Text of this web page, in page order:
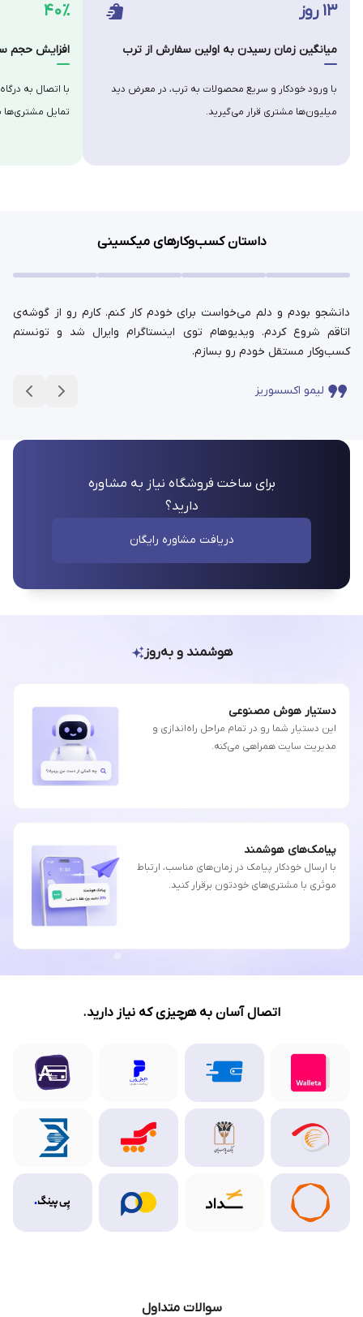
۴۰٪
افزایش حجم
با اتصال به
تمایل
۱۳ روز
میانگین زمان رسیدن به اولین سفارش از ترب
با ورود خودکار و سریع محصولات به ترب، در معرض دید
میلیون‌ها مشتری قرار می‌گیرید.
داستان کسب‌وکارهای میکسینی
دانشجو بودم و دلم می‌خواست برای خودم کار کنم. کارم رو از گوشه‌ی
اتاقم شروع کردم. ویدیوهام توی اینستاگرام وایرال شد و تونستم
کسب‌وکار مستقل خودم رو بسازم.
لیمو اکسسوریز
برای ساخت فروشگاه نیاز به مشاوره
دارید؟
دریافت مشاوره رایگان
هوشمند و به‌روز
دستیار هوش مصنوعی
این دستیار شما رو در تمام مراحل راه‌اندازی و
مدیریت سایت همراهی می‌کنه.
پیامک‌های هوشمند
با ارسال خودکار پیامک در زمان‌های مناسب، ارتباط
موثری با مشتری‌های خودتون برقرار کنید.
اتصال آسان به هرچیزی که نیاز دارید.
سوالات متداول